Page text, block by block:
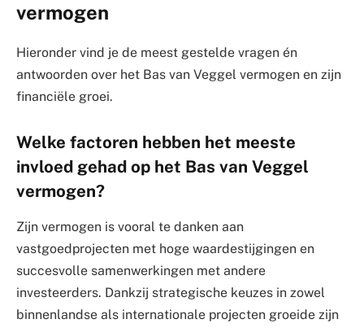
vermogen
Hieronder vind je de meest gestelde vragen én
antwoorden over het Bas van Veggel vermogen en zijn
financiële groei.
Welke factoren hebben het meeste
invloed gehad op het Bas van Veggel
vermogen?
Zijn vermogen is vooral te danken aan
vastgoedprojecten met hoge waardestijgingen en
succesvolle samenwerkingen met andere
investeerders. Dankzij strategische keuzes in zowel
binnenlandse als internationale projecten groeide zijn